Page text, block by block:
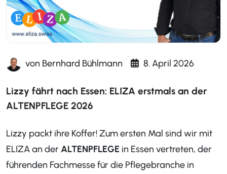
von Bernhard Bühlmann 8. April 2026
Lizzy fährt nach Essen: ELIZA erstmals an der
ALTENPFLEGE 2026
Lizzy packt ihre Koffer! Zum ersten Mal sind wir mit
ELIZA an derALTENPFLEGE in Essen vertreten, der
führenden Fachmesse für die Pflegebranche in